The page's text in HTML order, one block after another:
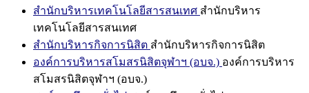
สำนักบริหารเทคโนโลยีสารสนเทศ สำนักบริหาร
เทคโนโลยีสารสนเทศ
สำนักบริหารกิจการนิสิต สำนักบริหารกิจการนิสิต
องค์การบริหารสโมสรนิสิตจุฬาฯ (อบจ.) องค์การบริหาร
สโมสรนิสิตจุฬาฯ (อบจ.)